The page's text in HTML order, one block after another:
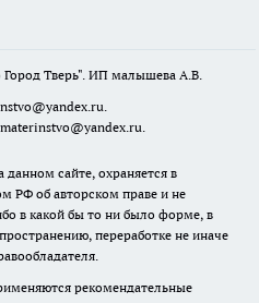
Город Тверь". ИП малышева А.В.
сайте, охраняется в
РФ об авторском праве и не
в какой бы то ни было форме, в
переработке не иначе
рекомендательные